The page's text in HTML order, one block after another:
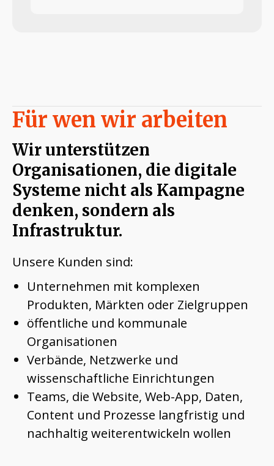
Für wen wir arbeiten
Wir unterstützen
Organisationen, die digitale
Systeme nicht als Kampagne
denken, sondern als
Infrastruktur.
Unsere Kunden sind:
Unternehmen mit komplexen
Produkten, Märkten oder Zielgruppen
öffentliche und kommunale
Organisationen
Verbände, Netzwerke und
wissenschaftliche Einrichtungen
Teams, die Website, Web-App, Daten,
Content und Prozesse langfristig und
nachhaltig weiterentwickeln wollen